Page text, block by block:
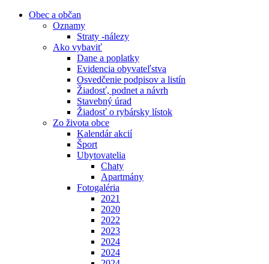
Obec a občan
Oznamy
Straty -nálezy
Ako vybaviť
Dane a poplatky
Evidencia obyvateľstva
Osvedčenie podpisov a listín
Žiadosť, podnet a návrh
Stavebný úrad
Žiadosť o rybársky lístok
Zo života obce
Kalendár akcií
Šport
Ubytovatelia
Chaty
Apartmány
Fotogaléria
2021
2020
2022
2023
2024
2024